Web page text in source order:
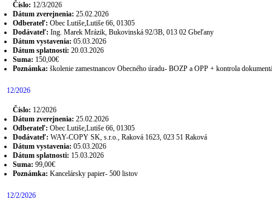
Číslo: 12/3/2026
Dátum zverejnenia: 25.02.2026
Odberateľ: Obec Lutiše,Lutiše 66, 01305
Dodávateľ: Ing. Marek Mrázik, Bukovinská 92/3B, 013 02 Gbeľany
Dátum vystavenia: 05.03.2026
Dátum splatnosti: 20.03.2026
Suma: 150,00€
Poznámka: školenie zamestnancov Obecného úradu- BOZP a OPP + kontrola
12/2026
Číslo: 12/2026
Dátum zverejnenia: 25.02.2026
Odberateľ: Obec Lutiše,Lutiše 66, 01305
Dodávateľ: WAY-COPY SK, s.r.o., Raková 1623, 023 51 Raková
Dátum vystavenia: 05.03.2026
Dátum splatnosti: 15.03.2026
Suma: 99,00€
Poznámka: Kancelársky papier- 500 listov
12/2/2026